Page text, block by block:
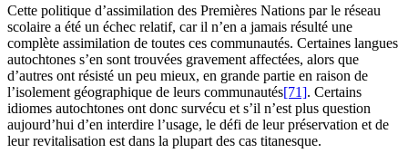
Cette politique d’assimilation des Premières Nations par le réseau
scolaire a été un échec relatif, car il n’en a jamais résulté une
complète assimilation de toutes ces communautés. Certaines langues
autochtones s’en sont trouvées gravement affectées, alors que
d’autres ont résisté un peu mieux, en grande partie en raison de
l’isolement géographique de leurs communautés[71]. Certains
idiomes autochtones ont donc survécu et s’il n’est plus question
aujourd’hui d’en interdire l’usage, le défi de leur préservation et de
leur revitalisation est dans la plupart des cas titanesque.